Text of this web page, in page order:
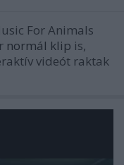
For Animals
normál klip is,
videót raktak